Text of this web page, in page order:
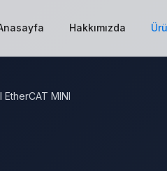
Hakkımızda
EtherCAT MINI